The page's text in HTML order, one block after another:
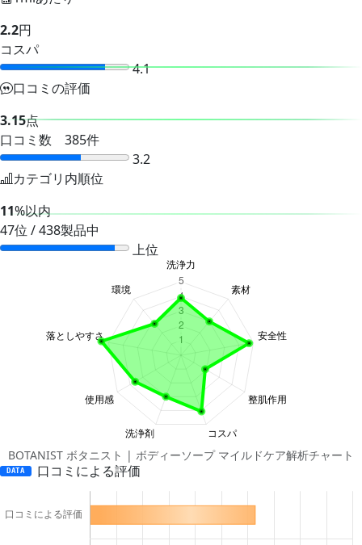
2.2円
コスパ
4.1
口コミの評価
3.15点
口コミ数 385件
3.2
カテゴリ内順位
11%以内
47位 / 438製品中
上位
BOTANIST ボタニスト | ボディーソープ マイルドケア解析チャート
DATA 口コミによる評価